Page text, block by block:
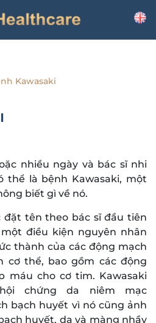
Kawasaki
nhiều ngày và bác sĩ nhi
thể là bệnh Kawasaki, một
biết gì về nó.
đặt tên theo bác sĩ đầu tiên
điều kiện nguyên nhân
thành của các động mạch
cơ thể, bao gồm các động
máu cho cơ tim. Kawasaki
chứng da niêm mạc
bạch huyết vì nó cũng ảnh
huyết, da và màng nhầy